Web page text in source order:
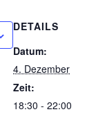
DETAILS
Datum:
4. Dezember
Zeit:
18:30 - 22:00